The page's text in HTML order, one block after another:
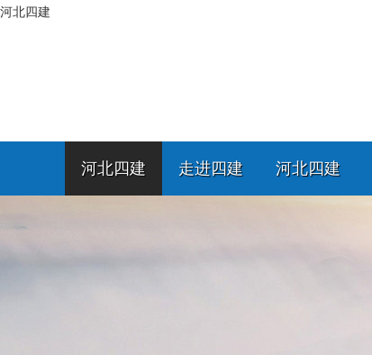
河北四建
河北四建 走进四建 河北四建